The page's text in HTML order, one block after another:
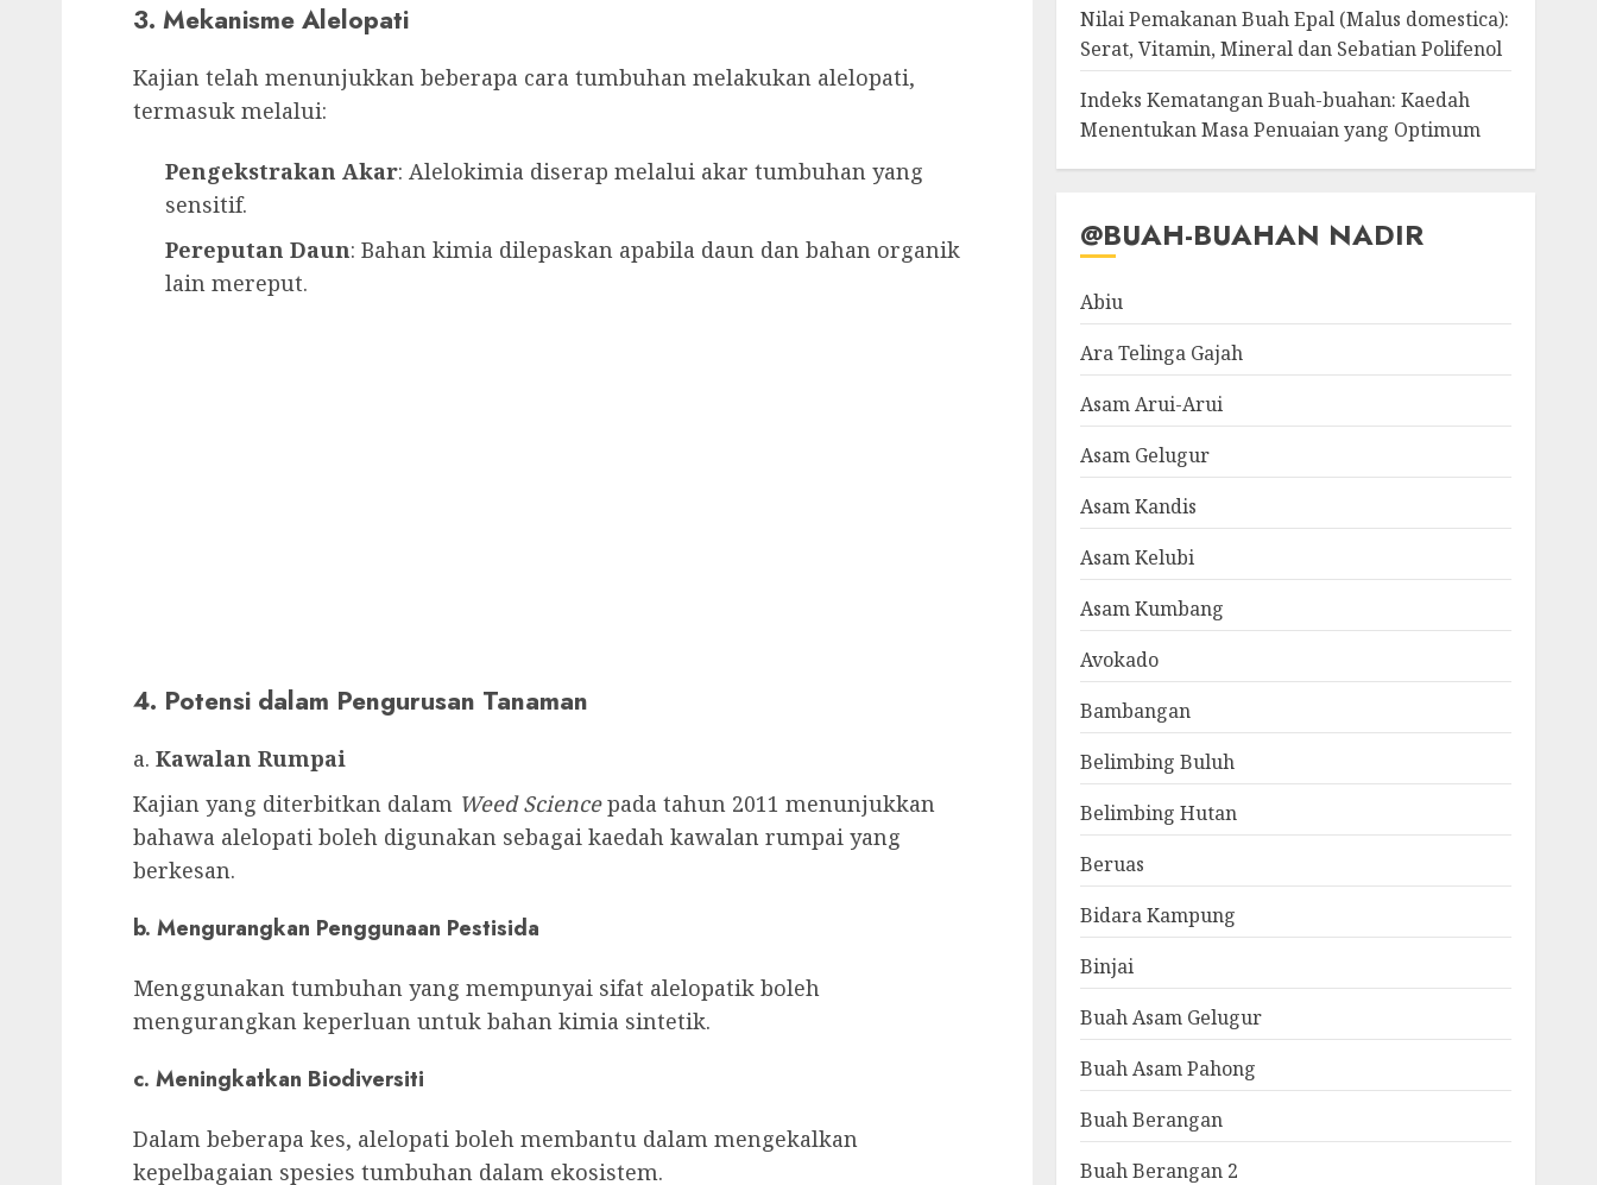
3. Mekanisme Alelopati
Kajian telah menunjukkan beberapa cara tumbuhan melakukan alelopati,
termasuk melalui:
Pengekstrakan Akar: Alelokimia diserap melalui akar tumbuhan yang
sensitif.
Pereputan Daun: Bahan kimia dilepaskan apabila daun dan bahan organik
lain mereput.
4. Potensi dalam Pengurusan Tanaman
a. Kawalan Rumpai
Kajian yang diterbitkan dalam Weed Sciencepada tahun 2011 menunjukkan
bahawa alelopati boleh digunakan sebagai kaedah kawalan rumpai yang
berkesan.
b. Mengurangkan Penggunaan Pestisida
Menggunakan tumbuhan yang mempunyai sifat alelopatik boleh
mengurangkan keperluan untuk bahan kimia sintetik.
c. Meningkatkan Biodiversiti
Dalam beberapa kes, alelopati boleh membantu dalam mengekalkan
kepelbagaian spesies tumbuhan dalam ekosistem.
Nilai Pemakanan Buah Epal (Malus domestica):
Serat, Vitamin, Mineral dan Sebatian Polifenol
Indeks Kematangan Buah-buahan: Kaedah
Menentukan Masa Penuaian yang Optimum
@BUAH-BUAHAN NADIR
Abiu
Ara Telinga Gajah
Asam Arui-Arui
Asam Gelugur
Asam Kandis
Asam Kelubi
Asam Kumbang
Avokado
Bambangan
Belimbing Buluh
Belimbing Hutan
Beruas
Bidara Kampung
Binjai
Buah Asam Gelugur
Buah Asam Pahong
Buah Berangan
Buah Berangan 2